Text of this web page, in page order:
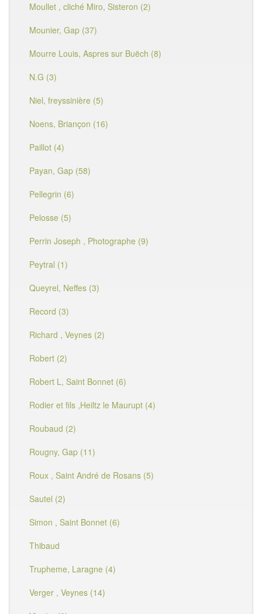
Moullet , cliché Miro, Sisteron (2)
Mounier, Gap (37)
Mourre Louis, Aspres sur Buëch (8)
N.G (3)
Niel, freyssinière (5)
Noens, Briançon (16)
Paillot (4)
Payan, Gap (58)
Pellegrin (6)
Pelosse (5)
Perrin Joseph , Photographe (9)
Peytral (1)
Queyrel, Neffes (3)
Record (3)
Richard , Veynes (2)
Robert (2)
Robert L, Saint Bonnet (6)
Rodier et fils ,Heiltz le Maurupt (4)
Roubaud (2)
Rougny, Gap (11)
Roux , Saint André de Rosans (5)
Sautel (2)
Simon , Saint Bonnet (6)
Thibaud
Trupheme, Laragne (4)
Verger , Veynes (14)